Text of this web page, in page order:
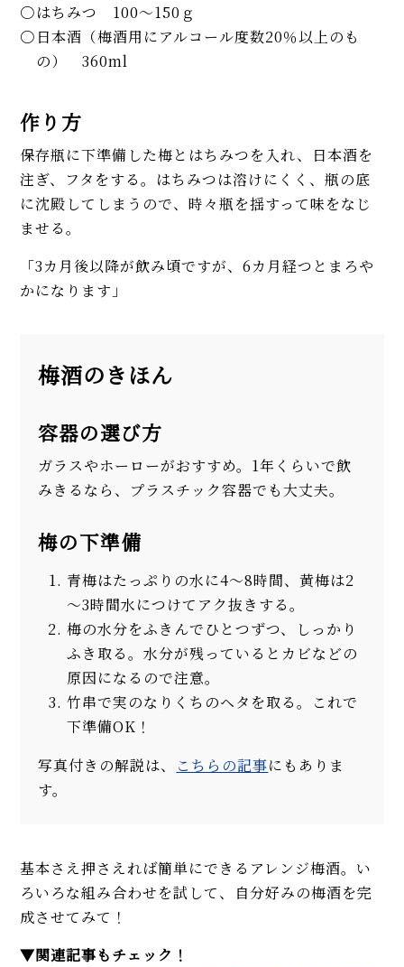
はちみつ 100～150ｇ
日本酒（梅酒用にアルコール度数20％以上のも
の） 360ml
作り方
保存瓶に下準備した梅とはちみつを入れ、日本酒を
注ぎ、フタをする。はちみつは溶けにくく、瓶の底
に沈殿してしまうので、時々瓶を揺すって味をなじ
ませる。
「3カ月後以降が飲み頃ですが、6カ月経つとまろや
かになります」
梅酒のきほん
容器の選び方
ガラスやホーローがおすすめ。1年くらいで飲
みきるなら、プラスチック容器でも大丈夫。
梅の下準備
青梅はたっぷりの水に4～8時間、黄梅は2
～3時間水につけてアク抜きする。
梅の水分をふきんでひとつずつ、しっかり
ふき取る。水分が残っているとカビなどの
原因になるので注意。
竹串で実のなりくちのヘタを取る。これで
下準備OK！
写真付きの解説は、
こちらの記事にもありま
す。
基本さえ押さえれば簡単にできるアレンジ梅酒。い
ろいろな組み合わせを試して、自分好みの梅酒を完
成させてみて！
▼関連記事もチェック！